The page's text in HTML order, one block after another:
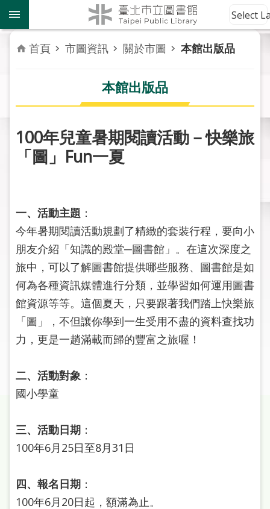
跳到主要內容區塊
到
館
資
訊
者
務
活
關
於
市
圖
線
上
申
請
常
見
答
加
市
圖
Select
首頁 市圖資訊 關於市圖 本館出版品
本館出版品
100年兒童暑期閱讀活動－快樂旅
「圖」Fun一夏
一、活動主題 ：
今年暑期閱讀活動規劃了精緻的套裝行程，要向小
朋友介紹「知識的殿堂─圖書館」。在這次深度之
旅中，可以了解圖書館提供哪些服務、圖書館是如
何為各種資訊媒體進行分類，並學習如何運用圖書
館資源等等。這個夏天，只要跟著我們踏上快樂旅
「圖」，不但讓你學到一生受用不盡的資料查找功
力，更是一趟滿載而歸的豐富之旅喔！
二、活動對象 ：
國小學童
三、活動日期 ：
100年6月25日至8月31日
四、報名日期 ：
100年6月20日起，額滿為止。